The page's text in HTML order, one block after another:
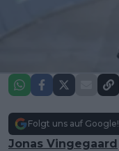
Folgt uns auf Google!
Jonas Vingegaard